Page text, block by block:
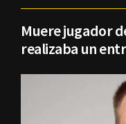
Muere jugador
realizaba un